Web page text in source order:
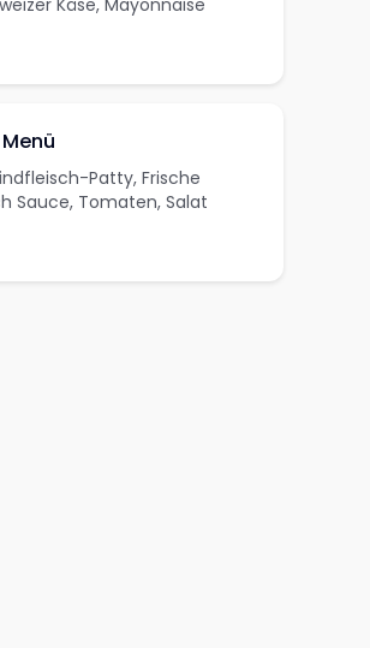
Käse, Mayonnaise
Patty, Frische
Sauce, Tomaten, Salat